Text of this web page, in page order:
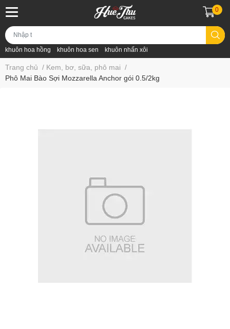
khuôn hoa hồng khuôn hoa sen khuôn nhấn xôi
0
Trang chủ / Kem, bơ, sữa, phô mai /
Phô Mai Bào Sợi Mozzarella Anchor gói 0.5/2kg